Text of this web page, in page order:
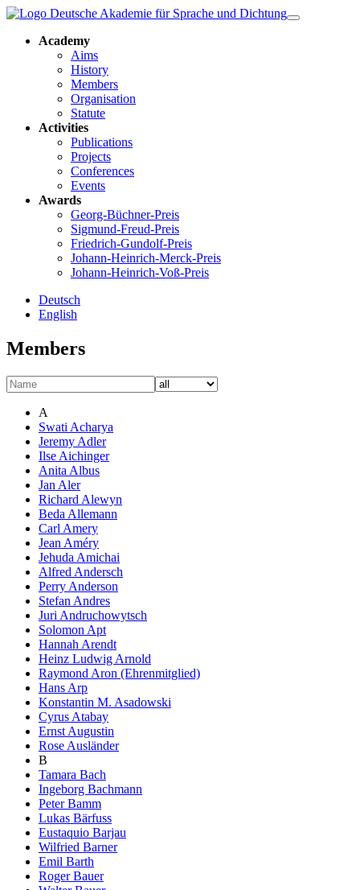
Academy
Aims
History
Members
Organisation
Statute
Activities
Publications
Projects
Conferences
Events
Awards
Georg-Büchner-Preis
Sigmund-Freud-Preis
Friedrich-Gundolf-Preis
Johann-Heinrich-Merck-Preis
Johann-Heinrich-Voß-Preis
Deutsch
English
Members
A
Swati Acharya
Jeremy Adler
Ilse Aichinger
Anita Albus
Jan Aler
Richard Alewyn
Beda Allemann
Carl Amery
Jean Améry
Jehuda Amichai
Alfred Andersch
Perry Anderson
Stefan Andres
Juri Andruchowytsch
Solomon Apt
Hannah Arendt
Heinz Ludwig Arnold
Raymond Aron (Ehrenmitglied)
Hans Arp
Konstantin M. Asadowski
Cyrus Atabay
Ernst Augustin
Rose Ausländer
B
Tamara Bach
Ingeborg Bachmann
Peter Bamm
Lukas Bärfuss
Eustaquio Barjau
Wilfried Barner
Emil Barth
Roger Bauer